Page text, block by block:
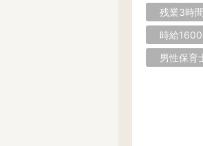
残業3時
時給1600
男性保育